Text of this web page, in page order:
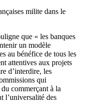
milite dans le
que « les banques
un modèle
au bénéfice de tous les
attentives aux projets
d’interdire, les
qui
commerçant à la
l’universalité des